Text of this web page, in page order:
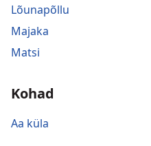
Lõunapõllu
Majaka
Matsi
Kohad
Aa küla